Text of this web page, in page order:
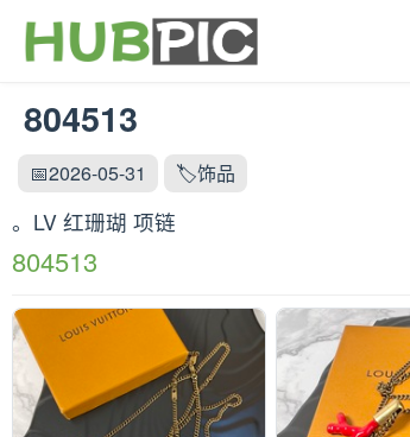
804513
📅2026-05-31 🏷️饰品
。LV 红珊瑚 项链
804513